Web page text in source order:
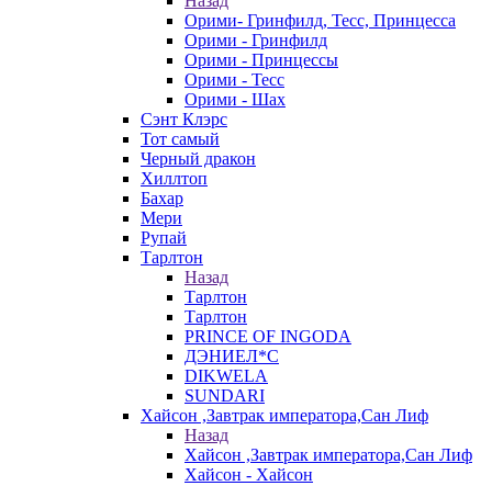
Орими- Гринфилд, Тесс, Принцесса
Орими - Гринфилд
Орими - Принцессы
Орими - Тесс
Орими - Шах
Сэнт Клэрс
Тот самый
Черный дракон
Хиллтоп
Бахар
Мери
Рупай
Тарлтон
Назад
Тарлтон
Тарлтон
PRINCE OF INGODA
ДЭНИЕЛ*С
DIKWELA
SUNDARI
Хайсон ,Завтрак императора,Сан Лиф
Назад
Хайсон ,Завтрак императора,Сан Лиф
Хайсон - Хайсон